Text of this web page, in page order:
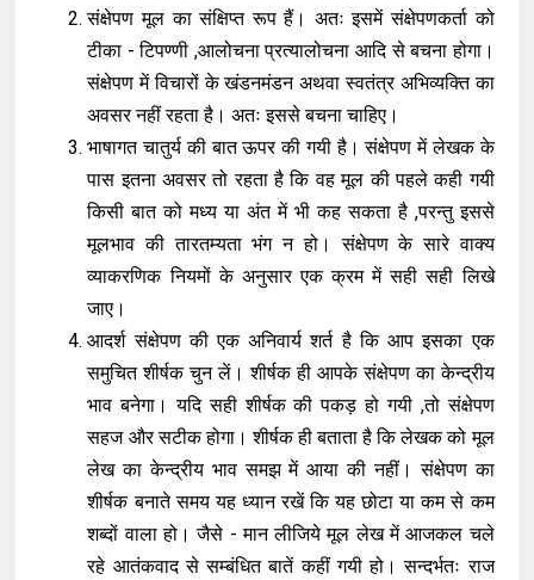
संक्षेपण मूल का संक्षिप्त रूप हैं। अतः इसमें संक्षेपणकर्ता को
टीका - टिपण्णी ,आलोचना प्रत्यालोचना आदि से बचना होगा।
संक्षेपण में विचारों के खंडनमंडन अथवा स्वतंत्र अभिव्यक्ति का
अवसर नहीं रहता है। अतः इससे बचना चाहिए।
भाषागत चातुर्य की बात ऊपर की गयी है। संक्षेपण में लेखक के
पास इतना अवसर तो रहता है कि वह मूल की पहले कही गयी
किसी बात को मध्य या अंत में भी कह सकता है ,परन्तु इससे
मूलभाव की तारतम्यता भंग न हो। संक्षेपण के सारे वाक्य
व्याकरणिक नियमों के अनुसार एक क्रम में सही सही लिखे
जाए।
आदर्श संक्षेपण की एक अनिवार्य शर्त है कि आप इसका एक
समुचित शीर्षक चुन लें। शीर्षक ही आपके संक्षेपण का केन्द्रीय
भाव बनेगा। यदि सही शीर्षक की पकड़ हो गयी ,तो संक्षेपण
सहज और सटीक होगा। शीर्षक ही बताता है कि लेखक को मूल
लेख का केन्द्रीय भाव समझ में आया की नहीं। संक्षेपण का
शीर्षक बनाते समय यह ध्यान रखें कि यह छोटा या कम से कम
शब्दों वाला हो। जैसे - मान लीजिये मूल लेख में आजकल चले
रहे आतंकवाद से सम्बंधित बातें कहीं गयी हो। सन्दर्भतः राज